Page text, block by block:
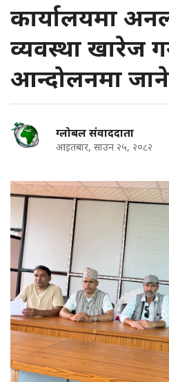
कार्यालयमा
व्यवस्था खारेज
आन्दोलनमा
ग्लोबल संवाददाता
आइतबार, साउन २५, २०८२